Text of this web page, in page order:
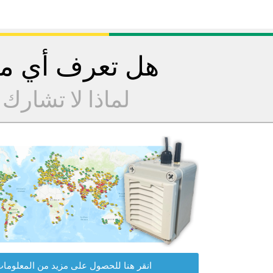
هل تعرف أي
لماذا لا
انقر هنا للحصول على مزيد من